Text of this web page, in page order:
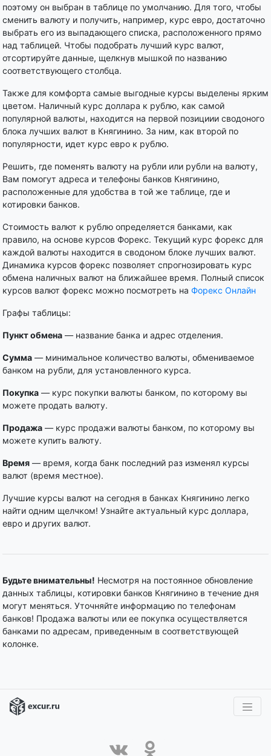
поэтому он выбран в таблице по умолчанию. Для того, чтобы
сменить валюту и получить, например, курс евро, достаточно
выбрать его из выпадающего списка, расположенного прямо
над таблицей. Чтобы подобрать лучший курс валют,
отсортируйте данные, щелкнув мышкой по названию
соответствующего столбца.
Также для комфорта самые выгодные курсы выделены ярким
цветом. Наличный курс доллара к рублю, как самой
популярной валюты, находится на первой позициии сводоного
блока лучших валют в Княгинино. За ним, как второй по
популярности, идет курс евро к рублю.
Решить, где поменять валюту на рубли или рубли на валюту,
Вам помогут адреса и телефоны банков Княгинино,
расположенные для удобства в той же таблице, где и
котировки банков.
Стоимость валют к рублю определяется банками, как
правило, на основе курсов Форекс. Текущий курс форекс для
каждой валюты находится в сводоном блоке лучших валют.
Динамика курсов форекс позволяет спрогнозировать курс
обмена наличных валют на ближайшее время. Полный список
курсов валют форекс можно посмотреть на Форекс Онлайн
Графы таблицы:
Пункт обмена — название банка и адрес отделения.
Сумма — минимальное количество валюты, обмениваемое
банком на рубли, для установленного курса.
Покупка — курс покупки валюты банком, по которому вы
можете продать валюту.
Продажа — курс продажи валюты банком, по которому вы
можете купить валюту.
Время — время, когда банк последний раз изменял курсы
валют (время местное).
Лучшие курсы валют на сегодня в банках Княгинино легко
найти одним щелчком! Узнайте актуальный курс доллара,
евро и других валют.
Будьте внимательны! Несмотря на постоянное обновление
данных таблицы, котировки банков Княгинино в течение дня
могут меняться. Уточняйте информацию по телефонам
банков! Продажа валюты или ее покупка осуществляется
банками по адресам, приведенным в соответствующей
колонке.